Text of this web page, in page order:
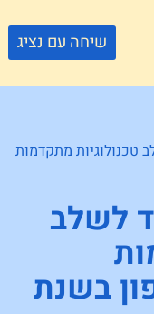
שיחה עם נציג
טכנולוגיות מתקדמות
לשלב
בשנת